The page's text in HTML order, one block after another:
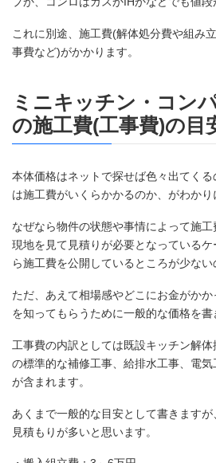
これに別途、施工費(解体処分費や組み
事費など)がかかります。
ミニキッチン・コン
の施工費(工事費)の目
本体価格はネットで探せば色々出てく
は施工費がいくらかかるのか、がわかり
なぜなら物件の状態や事情によって施工
現地を見て見積りが必要となっている
ら施工費を公開しているところが少ない
ただ、あえて相場感やどこにお金がか
を知ってもらうために一般的な価格を書
工事費の内訳としては既設キッチン解
の標準的な補修工事、給排水工事、電
が含まれます。
あくまで一般的な目安として書きます
見積もりが多いと思います。